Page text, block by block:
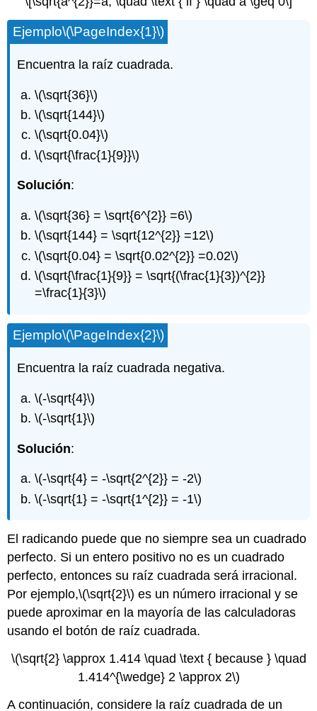
Ejemplo\(\PageIndex{1}\)
Encuentra la raíz cuadrada.
\(\sqrt{36}\)
\(\sqrt{144}\)
\(\sqrt{0.04}\)
\(\sqrt{\frac{1}{9}}\)
Solución:
\(\sqrt{36} = \sqrt{6^{2}} =6\)
\(\sqrt{144} = \sqrt{12^{2}} =12\)
\(\sqrt{0.04} = \sqrt{0.02^{2}} =0.02\)
\(\sqrt{\frac{1}{9}} = \sqrt{(\frac{1}{3})^{2}}
=\frac{1}{3}\)
Ejemplo\(\PageIndex{2}\)
Encuentra la raíz cuadrada negativa.
\(-\sqrt{4}\)
\(-\sqrt{1}\)
Solución:
\(-\sqrt{4} = -\sqrt{2^{2}} = -2\)
\(-\sqrt{1} = -\sqrt{1^{2}} = -1\)
El radicando puede que no siempre sea un cuadrado
perfecto. Si un entero positivo no es un cuadrado
perfecto, entonces su raíz cuadrada será irracional.
Por ejemplo,\(\sqrt{2}\) es un número irracional y se
puede aproximar en la mayoría de las calculadoras
usando el botón de raíz cuadrada.
\(\sqrt{2} \approx 1.414 \quad \text { because } \quad
1.414^{\wedge} 2 \approx 2\)
A continuación, considere la raíz cuadrada de un